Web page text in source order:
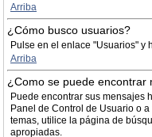
Arriba
¿Cómo busco usuarios?
Pulse en el enlace "Usuarios" y
Arriba
¿Como se puede encontrar
Puede encontrar sus mensajes
Panel de Control de Usuario o
temas, utilice la página de
apropiadas.